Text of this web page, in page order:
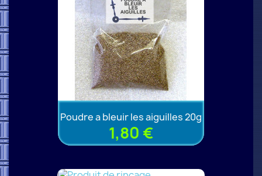
Poudre a bleuir les aiguilles 20g
1,80 €